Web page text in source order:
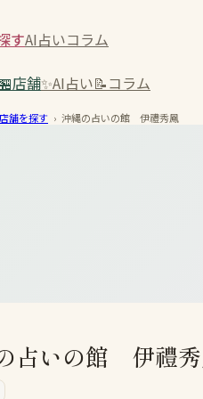
すAI占いコラム
🏪店舗✨AI占い📝コラム
店舗を探す › 沖縄の占いの館 伊禮秀鳳
占いの館 伊禮